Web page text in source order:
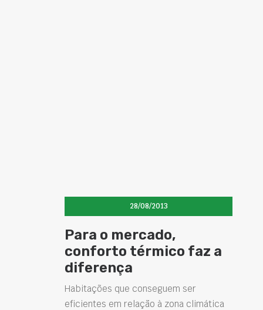
28/08/2013
Para o mercado,
conforto térmico faz a
diferença
Habitações que conseguem ser
eficientes em relação à zona climática